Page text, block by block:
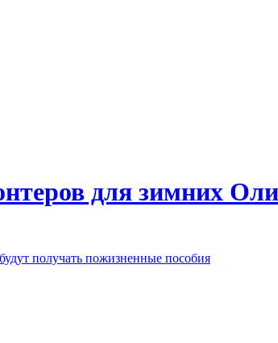
для зимних
получать пожизненные пособия